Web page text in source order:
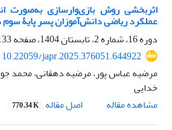
اثربخشی روش بازی‌وارسازی به‌صورت
عملکرد ریاضی دانش‌آموزان پسر پایۀ
دوره 16، شماره 2، تابستان 1404، صفحه
146
10.22059/japr.2025.376051.644922
مرضیه عباس پور، مرضیه دهقانی، محمد
خدایی
مشاهده مقاله
اصل مقاله 770.34 K